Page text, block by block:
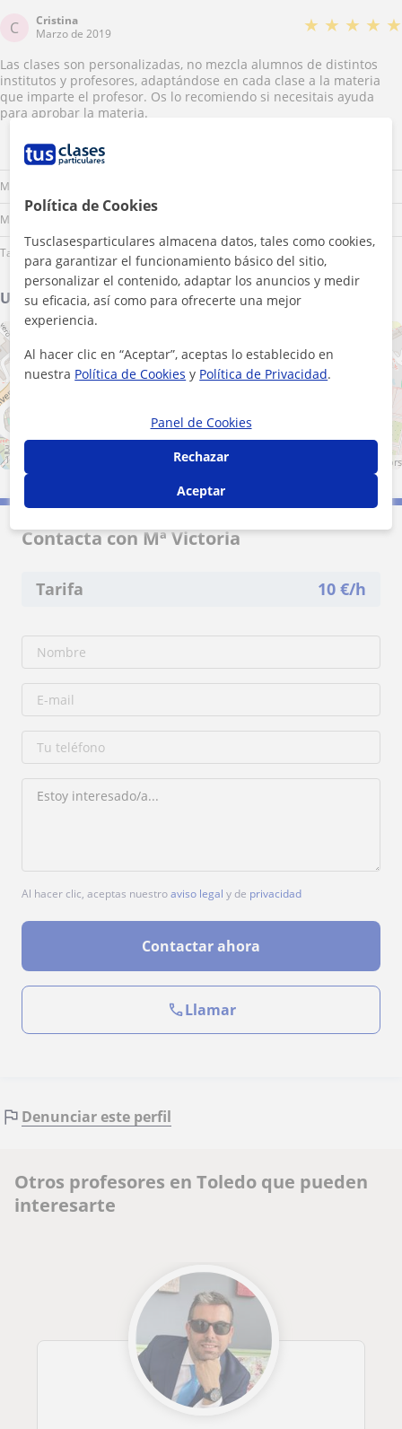
C
Cristina
Marzo de 2019
★ ★ ★ ★ ★
Las clases son personalizadas, no mezcla alumnos de distintos
institutos y profesores, adaptándose en cada clase a la materia
que imparte el profesor. Os lo recomiendo si necesitais ayuda
para aprobar la materia.
Mañana
Mediodía
Tarde
Ubicación de mis clases
+ −
300 m
1000 ft
Leaflet contributors
Contacta con Mª Victoria
Tarifa 10 €/h
Al hacer clic, aceptas nuestroaviso legal y de privacidad
Contactar ahora
Llamar
Denunciar este perfil
Otros profesores en Toledo que pueden
interesarte
Política de Cookies
Tusclasesparticulares almacena datos, tales como cookies,
para garantizar el funcionamiento básico del sitio,
personalizar el contenido, adaptar los anuncios y medir
su eficacia, así como para ofrecerte una mejor
experiencia.
Al hacer clic en “Aceptar”, aceptas lo establecido en
nuestra Política de Cookies y Política de Privacidad.
Panel de Cookies
Rechazar
Aceptar